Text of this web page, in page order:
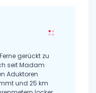
gerückt zu
seit Madam
Aduktoren
und 25 km